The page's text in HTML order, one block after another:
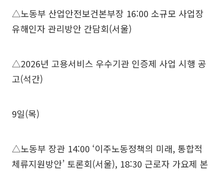
△노동부 산업안전보건본부장 16:00 소규모 사업장
유해인자 관리방안 간담회(서울)
△2026년 고용서비스 우수기관 인증제 사업 시행 공
고(석간)
9일(목)
△노동부 장관 14:00 ‘이주노동정책의 미래, 통합적
체류지원방안’ 토론회(서울), 18:30 근로자 가요제 본